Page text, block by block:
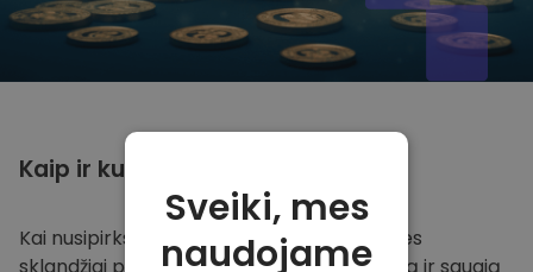
Kaip ir kur
Kai nusipirksite Kriptomat platformoje
, mes
Sveiki, mes
naudojame